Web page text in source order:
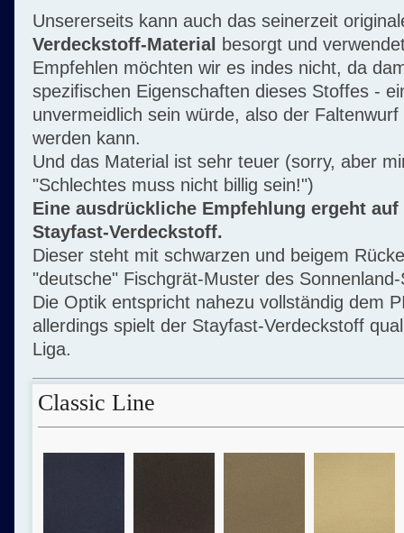
Unsererseits kann auch das seinerzeit
Verdeckstoff-Material
besorgt und
Empfehlen möchten wir es indes nicht, da
spezifischen Eigenschaften dieses Stoffes -
unvermeidlich sein würde, also der
werden kann.
Und das Material ist sehr teuer (sorry, aber
"Schlechtes muss nicht billig sein!")
Eine ausdrückliche Empfehlung ergeht
Stayfast-Verdeckstoff.
Dieser steht mit schwarzen und beigem
"deutsche" Fischgrät-Muster des
Die Optik entspricht nahezu vollständig dem
allerdings spielt der Stayfast-Verdeckstoff
Liga.
Classic Line